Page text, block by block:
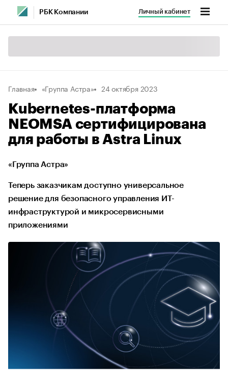
РБК Компании Личный кабинет
Главная «Группа Астра» 24 октября 2023
Kubernetes-платформа
NEOMSA сертифицирована
для работы в Astra Linuх
«Группа Астра»
Теперь заказчикам доступно универсальное
решение для безопасного управления ИТ-
инфраструктурой и микросервисными
приложениями